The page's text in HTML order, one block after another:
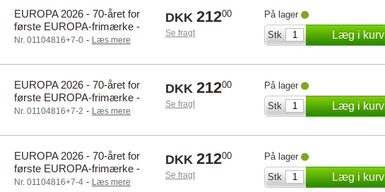
EUROPA 2026 - 70-året for
første EUROPA-frimærke -
Postfrisk - 4-blok øvre
Nr. 01104816+7-0 - Læs mere
DKK 21200
Se fragt
På lager
Stk
Læg i kurv
EUROPA 2026 - 70-året for
første EUROPA-frimærke -
Dagstemplet - 4-blok øvre
Nr. 01104816+7-2 - Læs mere
DKK 21200
Se fragt
På lager
Stk
Læg i kurv
EUROPA 2026 - 70-året for
første EUROPA-frimærke -
Førstedagsstemplet - 4-blok
Nr. 01104816+7-4 - Læs mere
DKK 21200
Se fragt
På lager
Stk
Læg i kurv